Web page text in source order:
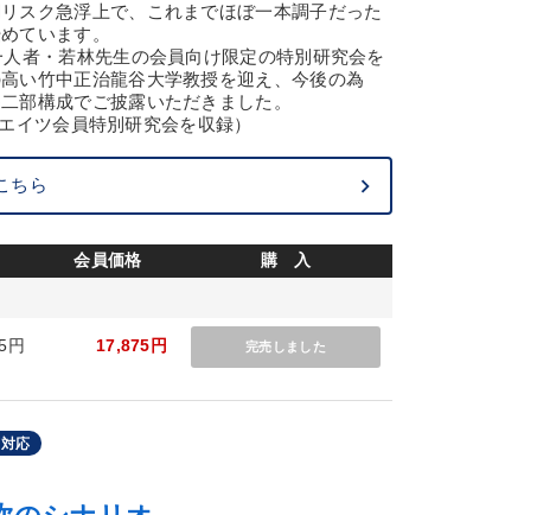
スク急浮上で、これまでほぼ一本調子だった
ています。
者・若林先生の会員向け限定の特別研究会を
い竹中正治龍谷大学教授を迎え、今後の為
部構成でご披露いただきました。
イツ会員特別研究会を収録）
ちら
会員価格 購 入
円 17,875円 完売しました
応